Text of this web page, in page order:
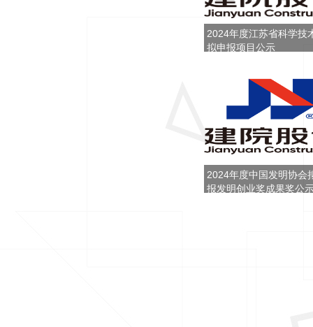
2024年度江苏省科学技
拟申报项目公示
2024年度中国发明协会
报发明创业奖成果奖公